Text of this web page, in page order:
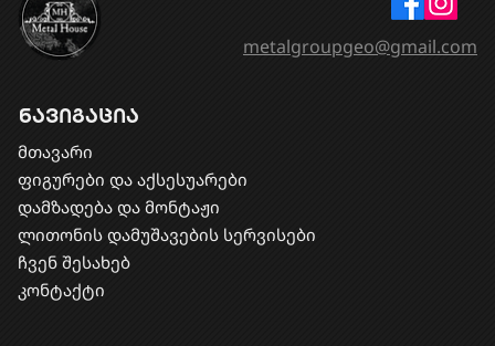
ნავიგაცია
მთავარი
ფიგურები და აქსესუარები
დამზადება და მონტაჟი
​ლითონის დამუშავების სერვისები
ჩვენ შესახებ
კონტაქტი
metalgroupgeo@gmail.com